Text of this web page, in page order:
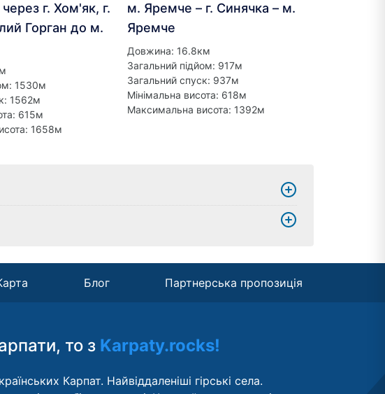
г. Хом'як, г.
Горган до м.
1530м
1562м
615м
1658м
м. Яремче – г. Синячка – м.
Яремче
Довжина: 16.8км
Загальний підйом: 917м
Загальний спуск: 937м
Мінімальна висота: 618м
Максимальна висота: 1392м
Блог Партнерська пропозиція
то з Karpaty.rocks!
Карпат. Найвіддаленіші гірські села.